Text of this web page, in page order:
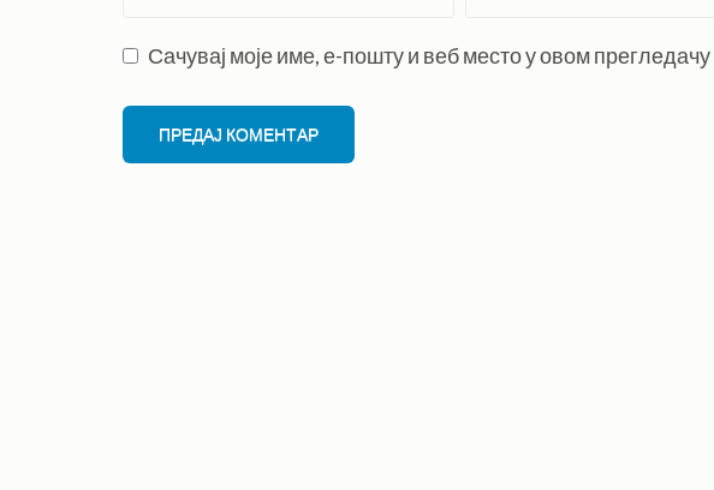
Сачувај моје име, е-пошту и веб место у овом